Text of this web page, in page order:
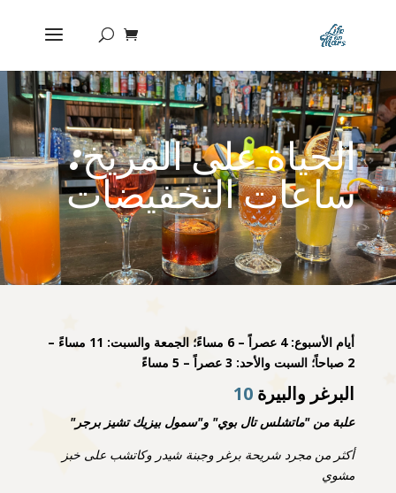
الحياة على المريخ:
ساعات التخفيضات
أيام الأسبوع: 4 عصراً – 6 مساءً؛ الجمعة والسبت: 11 مساءً –
2 صباحاً؛ السبت والأحد: 3 عصراً – 5 مساءً
البرغر والبيرة10
علبة من "ماتشلس تال بوي" و"سمول بيزيك تشيز برجر"
أكثر من مجرد شريحة برغر وجبنة شيدر وكاتشب على خبز
مشوي